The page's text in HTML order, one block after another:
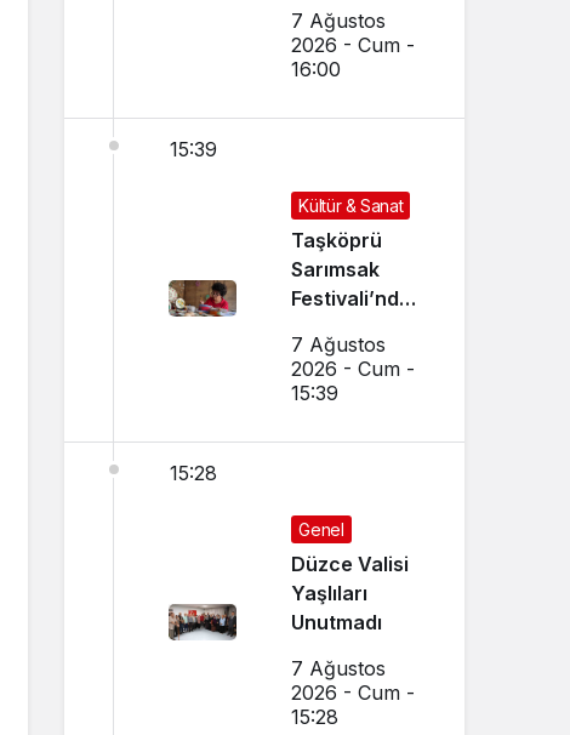
Hurdaya
Döndü
7 Ağustos
2026 - Cum -
16:00
15:39
Kültür & Sanat
Taşköprü
Sarımsak
Festivali’nde
Yöresel
Lezzetler
7 Ağustos
2026 - Cum -
15:39
15:28
Genel
Düzce Valisi
Yaşlıları
Unutmadı
7 Ağustos
2026 - Cum -
15:28